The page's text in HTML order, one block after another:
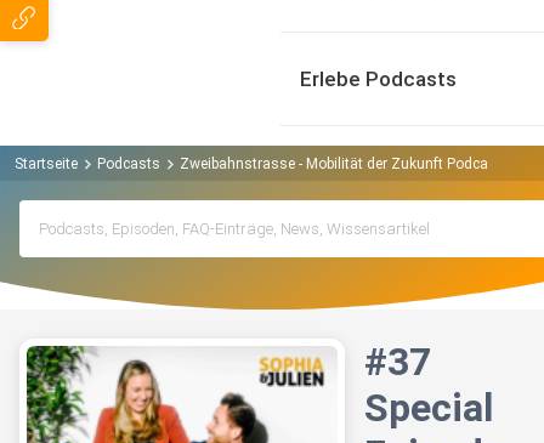
Erlebe Podcasts
Startseite Podcasts Zweibahnstrasse - Mobilität der Zukunft Podcast
#37
Special